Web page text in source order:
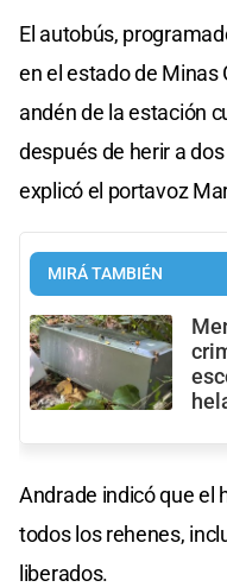
El autobús,
en el estado de Minas
andén de la estación
después de herir a
explicó el portavoz
MIRÁ TAMBIÉN
Andrade indicó que el
todos los rehenes,
liberados.